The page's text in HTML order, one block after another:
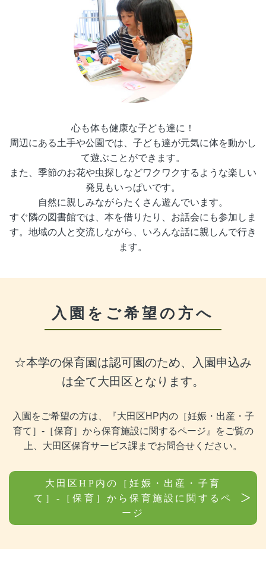
心も体も健康な子ども達に！
周辺にある土手や公園では、子ども達が元気に体を動かし
て遊ぶことができます。
また、季節のお花や虫探しなどワクワクするような楽しい
発見もいっぱいです。
自然に親しみながらたくさん遊んでいます。
すぐ隣の図書館では、本を借りたり、お話会にも参加しま
す。地域の人と交流しながら、いろんな話に親しんで行き
ます。
入園をご希望の方へ
☆本学の保育園は認可園のため、入園申込み
は全て大田区となります。
入園をご希望の方は、『大田区HP内の［妊娠・出産・子
育て］-［保育］から保育施設に関するページ』をご覧の
上、 大田区保育サービス課までお問合せください。
大田区HP内の［妊娠・出産・子育
て］-［保育］から保育施設に関するペ
ージ